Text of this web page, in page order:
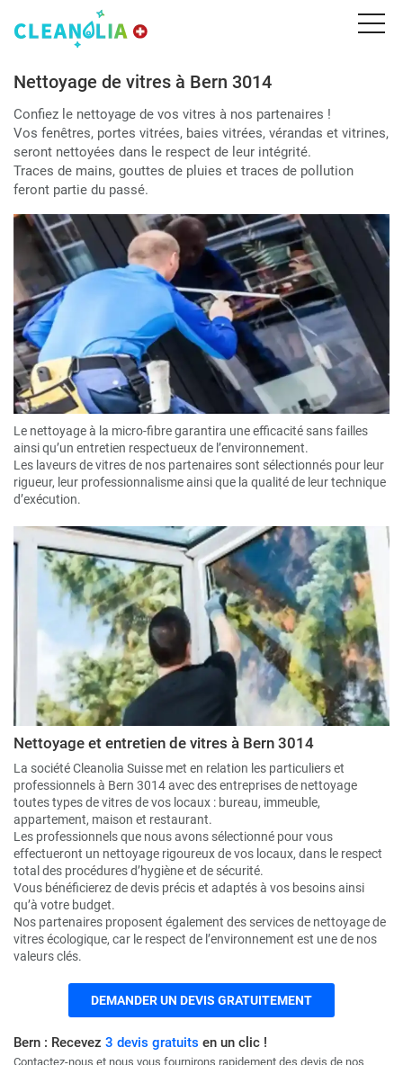
Nettoyage de vitres à Bern 3014
Confiez le nettoyage de vos vitres à nos partenaires !
Vos fenêtres, portes vitrées, baies vitrées, vérandas et vitrines,
seront nettoyées dans le respect de leur intégrité.
Traces de mains, gouttes de pluies et traces de pollution
feront partie du passé.
Le nettoyage à la micro-fibre garantira une efficacité sans failles
ainsi qu’un entretien respectueux de l’environnement.
Les laveurs de vitres de nos partenaires sont sélectionnés pour leur
rigueur, leur professionnalisme ainsi que la qualité de leur technique
d’exécution.
Nettoyage et entretien de vitres à Bern 3014
La société Cleanolia Suisse met en relation les particuliers et
professionnels à Bern 3014 avec des entreprises de nettoyage
toutes types de vitres de vos locaux : bureau, immeuble,
appartement, maison et restaurant.
Les professionnels que nous avons sélectionné pour vous
effectueront un nettoyage rigoureux de vos locaux, dans le respect
total des procédures d’hygiène et de sécurité.
Vous bénéficierez de devis précis et adaptés à vos besoins ainsi
qu’à votre budget.
Nos partenaires proposent également des services de nettoyage de
vitres écologique, car le respect de l’environnement est une de nos
valeurs clés.
DEMANDER UN DEVIS GRATUITEMENT
Bern : Recevez 3 devis gratuits en un clic !
Contactez-nous et nous vous fournirons rapidement des devis de nos